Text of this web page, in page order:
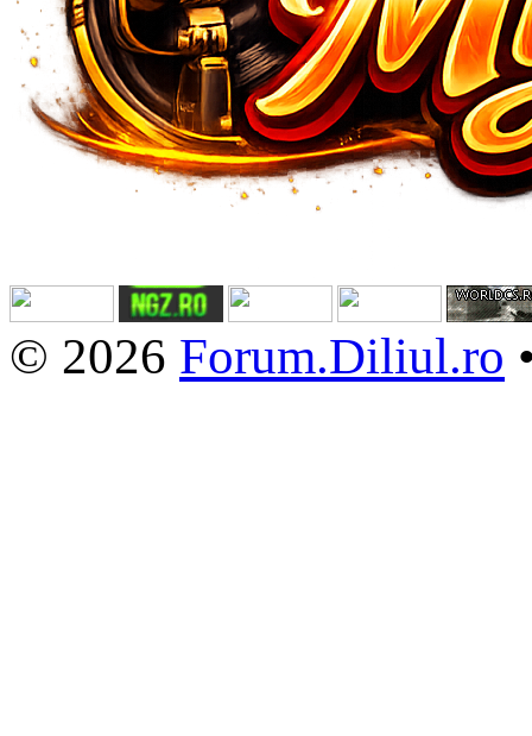
© 2026 Forum.Diliul.ro